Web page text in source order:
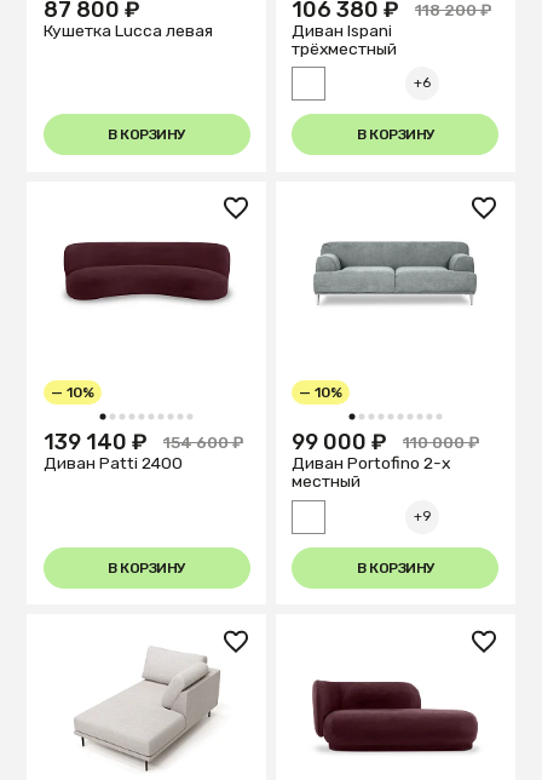
87 800 ₽
Кушетка Lucca левая
В КОРЗИНУ
106 380 ₽
118 200 ₽
Диван Ispani
трёхместный
+6
В КОРЗИНУ
1 2 3 4 5 6 7 8 9 10
— 10%
139 140 ₽
154 600 ₽
Диван Patti 2400
В КОРЗИНУ
1 2 3 4 5 6 7 8 9 10
— 10%
99 000 ₽
110 000 ₽
Диван Portofino 2-х
местный
+9
В КОРЗИНУ